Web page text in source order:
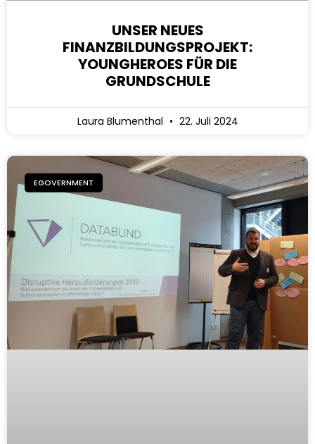
UNSER NEUES
FINANZBILDUNGSPROJEKT:
YOUNGHEROES FÜR DIE
GRUNDSCHULE
Laura Blumenthal 22. Juli 2024
EGOVERNMENT